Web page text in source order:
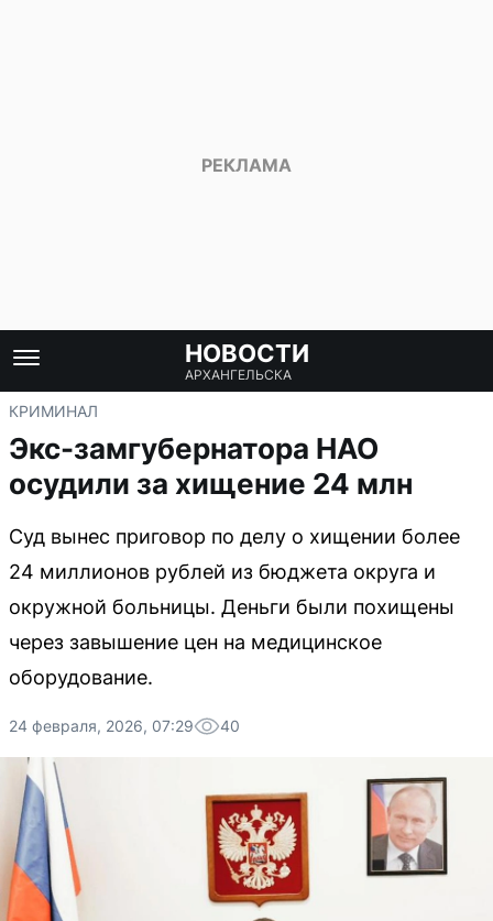
НОВОСТИ
АРХАНГЕЛЬСКА
КРИМИНАЛ
Экс-замгубернатора НАО
осудили за хищение 24 млн
Суд вынес приговор по делу о хищении более
24 миллионов рублей из бюджета округа и
окружной больницы. Деньги были похищены
через завышение цен на медицинское
оборудование.
24 февраля, 2026, 07:29 40